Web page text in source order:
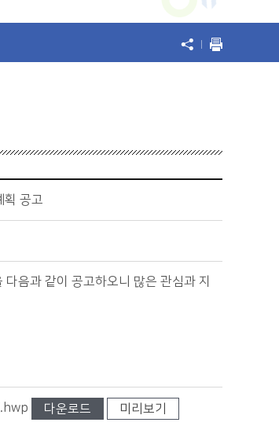
공고
음과 같이 공고하오니 많은 관심과 지
다운로드 미리보기